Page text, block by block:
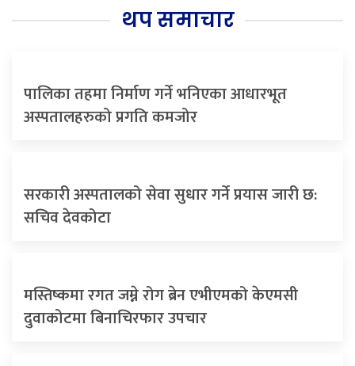
थप समाचार
पालिका तहमा निर्माण गर्ने भनिएका आधारभूत
अस्पतालहरुको प्रगति कमजोर
सरकारी अस्पतालको सेवा सुधार गर्ने प्रयास जारी छ:
सचिव देवकोटा
मस्तिष्कमा रगत जम्ने रोग ब्रेन एभीएमको केएमसी
दुवाकोटमा बिनाचिरफार उपचार